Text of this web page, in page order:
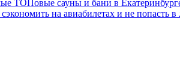
ТОПовые сауны и бани в
на авиабилетах и не попасть